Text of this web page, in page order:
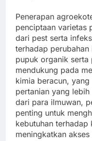
Penerapan
penciptaan varietas
dari pest serta
terhadap
pupuk organik
mendukung pada
kimia beracun,
pertanian yang
dari para ilmuwan,
penting untuk
kebutuhan terhadap
meningkatkan